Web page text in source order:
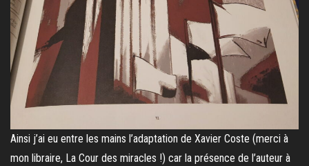
Ainsi j’ai eu entre les mains l’adaptation de Xavier Coste (merci à
mon libraire, La Cour des miracles !) car la présence de l’auteur à